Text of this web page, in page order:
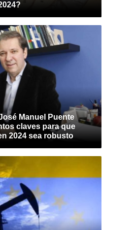
Manuel Puente
claves para que
2024 sea robusto